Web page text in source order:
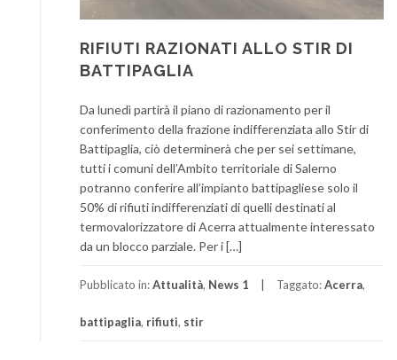
RIFIUTI RAZIONATI ALLO STIR DI
BATTIPAGLIA
Da lunedì partirà il piano di razionamento per il
conferimento della frazione indifferenziata allo Stir di
Battipaglia, ciò determinerà che per sei settimane,
tutti i comuni dell’Ambito territoriale di Salerno
potranno conferire all’impianto battipagliese solo il
50% di rifiuti indifferenziati di quelli destinati al
termovalorizzatore di Acerra attualmente interessato
da un blocco parziale. Per i […]
Pubblicato in:Attualità, News 1 Taggato:Acerra,
battipaglia, rifiuti, stir